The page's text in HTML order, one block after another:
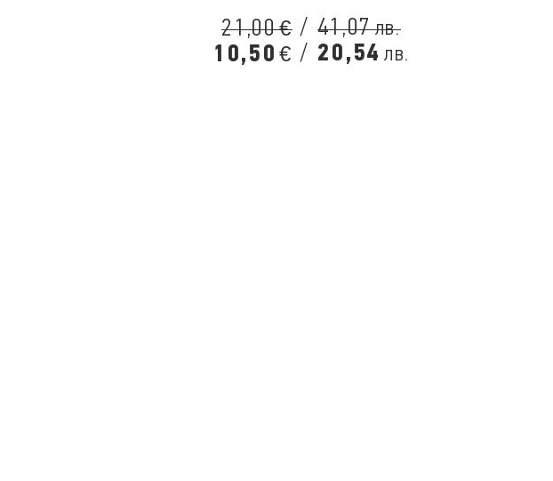
21,00€ / 41,07лв.
10,50 € / 20,54 лв.